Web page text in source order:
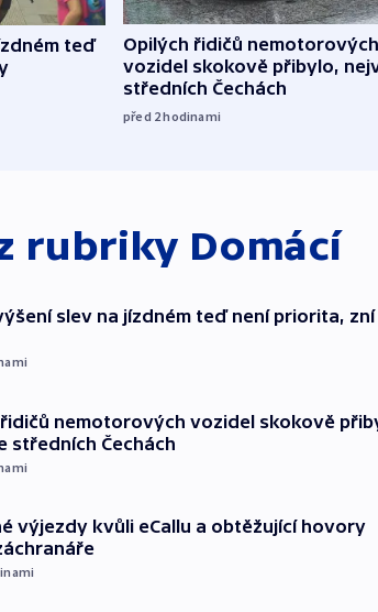
teď
Opilých řidičů nemotorových
vozidel skokově přibylo,
středních Čechách
před 2hodinami
rubriky Domácí
slev na jízdném teď není priorita, zní
nemotorových vozidel skokově
středních Čechách
výjezdy kvůli eCallu a obtěžující hovory